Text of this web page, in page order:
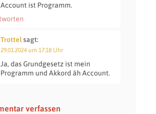
ist Programm.
Trottelsagt:
29.01.2024 um 17:18 Uhr
Ja, das Grundgesetz ist mein
Programm und Akkord äh Account.
verfassen